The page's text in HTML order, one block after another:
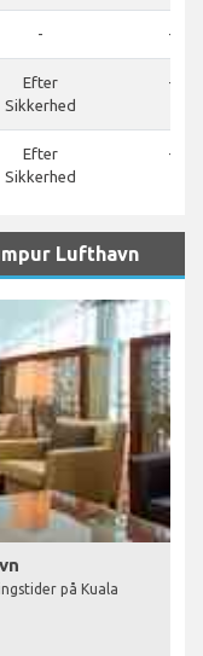
- -
Efter
Sikkerhed
-
Efter
Sikkerhed
-
Lufthavn
på Kuala